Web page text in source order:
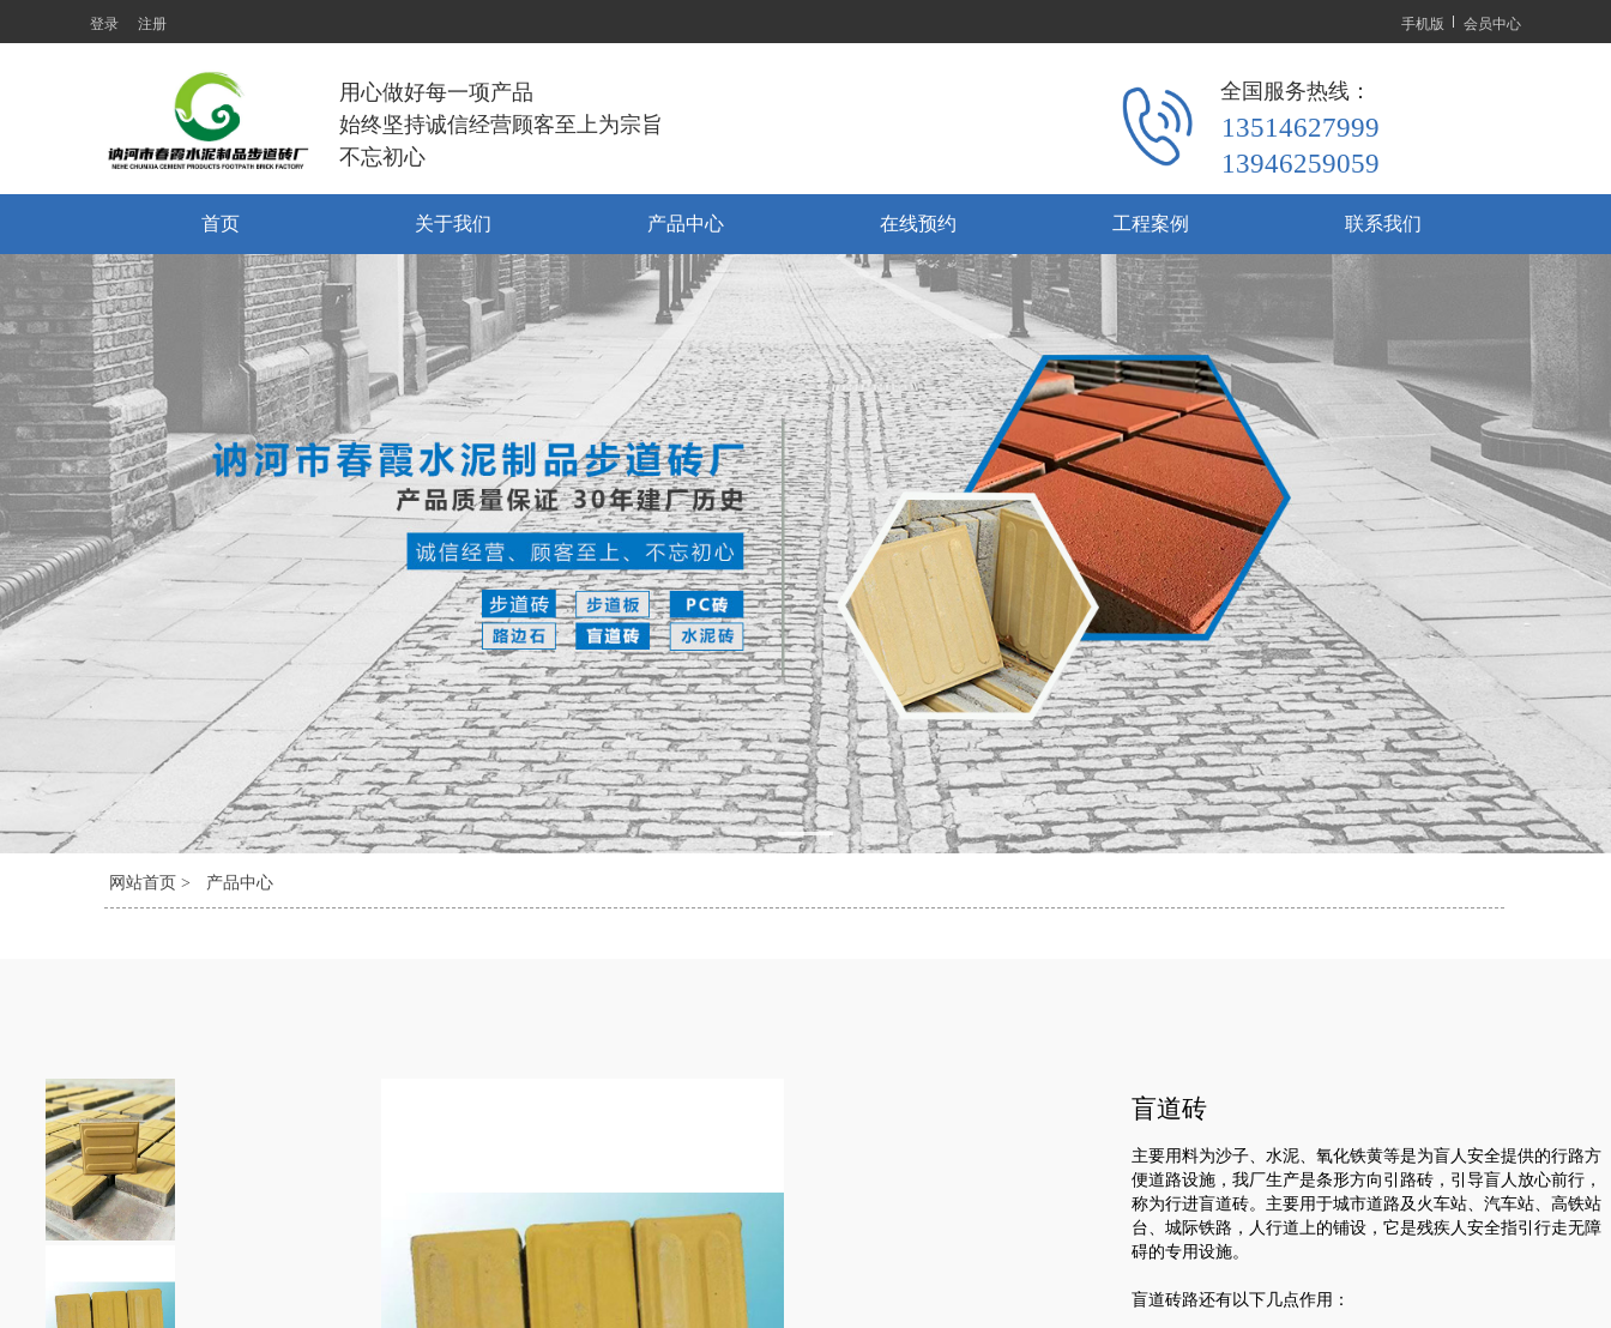
登录 注册 手机版 会员中心
用心做好每一项产品
始终坚持诚信经营顾客至上为宗旨
不忘初心
全国服务热线：
13514627999
13946259059
首页 关于我们 产品中心 在线预约 工程案例 联系我们
网站首页 > 产品中心
盲道砖
主要用料为沙子、水泥、氧化铁黄等是为盲人安全提供的行路方
便道路设施，我厂生产是条形方向引路砖，引导盲人放心前行，
称为行进盲道砖。主要用于城市道路及火车站、汽车站、高铁站
台、城际铁路，人行道上的铺设，它是残疾人安全指引行走无障
碍的专用设施。
盲道砖路还有以下几点作用：